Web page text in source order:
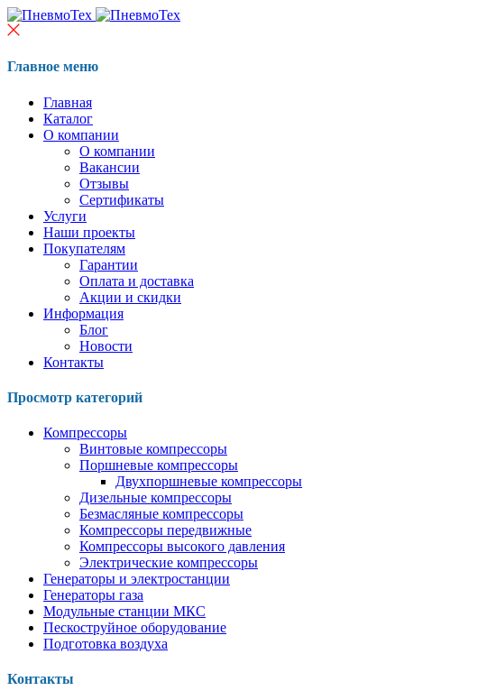
Главное меню
Главная
Каталог
О компании
О компании
Вакансии
Отзывы
Сертификаты
Услуги
Наши проекты
Покупателям
Гарантии
Оплата и доставка
Акции и скидки
Информация
Блог
Новости
Контакты
Просмотр категорий
Компрессоры
Винтовые компрессоры
Поршневые компрессоры
Двухпоршневые компрессоры
Дизельные компрессоры
Безмасляные компрессоры
Компрессоры передвижные
Компрессоры высокого давления
Электрические компрессоры
Генераторы и электростанции
Генераторы газа
Модульные станции МКС
Пескоструйное оборудование
Подготовка воздуха
Контакты